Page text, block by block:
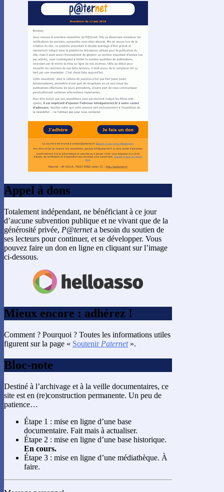
Appel à dons
Totalement indépendant, ne bénéficiant à ce jour
d’aucune subvention publique et ne vivant que de la
générosité privée, P@terneta besoin du soutien de
ses lecteurs pour continuer, et se développer. Vous
pouvez faire un don en ligne en cliquant sur l’image
ci-dessous.
Mieux encore : adhérez !
Comment ? Pourquoi ? Toutes les informations utiles
figurent sur la page « Soutenir Paternet».
Bloc-note
Destiné à l’archivage et à la veille documentaires, ce
site est en (re)construction permanente. Un peu de
patience…
Étape 1 : mise en ligne d’une base
documentaire. Fait mais à actualiser.
Étape 2 : mise en ligne d’une base historique.
En cours.
Étape 3 : mise en ligne d’une médiathèque. À
faire.